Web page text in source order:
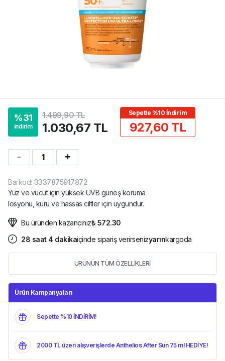
%31
indirim
1.499,90 TL
1.030,67 TL
Sepette %10 İndirim
927,60 TL
1
Barkod: 3337875917872
Yüz ve vücut için yüksek UVB güneş koruma
losyonu, kuru ve hassas ciltler için uygundur.
Bu üründen kazancınız₺ 572.30
28 saat 4 dakikaiçinde sipariş verirsenizyarınkargoda
ÜRÜNÜN TÜM ÖZELLİKLERİ
Ürün Kampanyaları
Sepette %10 İNDİRİM!
2000 TL üzeri alışverişlerde Anthelios After Sun 75 ml HEDİYE!